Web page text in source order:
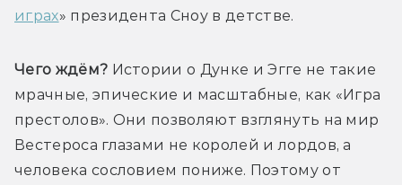
играх» президента Сноу в детстве.
Чего ждём? Истории о Дунке и Эгге не такие
мрачные, эпические и масштабные, как «Игра
престолов». Они позволяют взглянуть на мир
Вестероса глазами не королей и лордов, а
человека сословием пониже. Поэтому от